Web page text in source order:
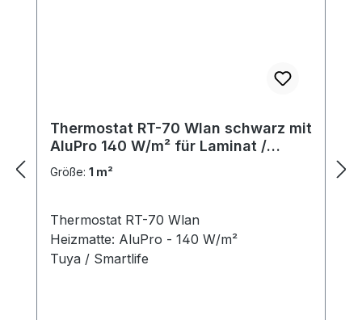
Thermostat RT-70 Wlan schwarz mit
AluPro 140 W/m² für Laminat /
Klickvinyl
Größe: 1 m²
Thermostat RT-70 Wlan
Heizmatte: AluPro - 140 W/m²
Tuya / Smartlife